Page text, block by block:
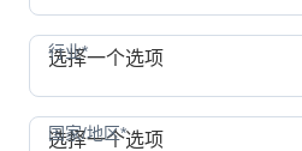
行业*
选择一个选项
国家/地区*
选择一个选项